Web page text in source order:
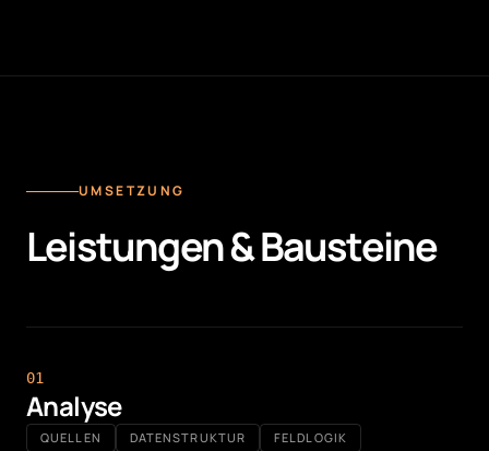
UMSETZUNG
Leistungen & Bausteine
01
Analyse
QUELLEN DATENSTRUKTUR
FELDLOGIK